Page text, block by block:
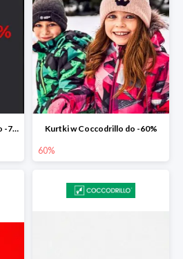
Wyprzedaż w Coccodrillo do -70% Kurtki w Coccodrillo do -60%
60%